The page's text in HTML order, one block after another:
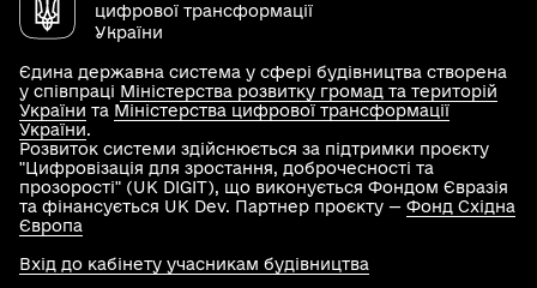
цифрової трансформації
України
Єдина державна система у сфері будівництва створена
у співпраці Міністерства розвитку громад та територій
України та Міністерства цифрової трансформації
України.
Розвиток системи здійснюється за підтримки проєкту
"Цифровізація для зростання, доброчесності та
прозорості" (UK DIGIT), що виконується Фондом Євразія
та фінансується UK Dev. Партнер проєкту — Фонд Східна
Європа
Вхід до кабінету учасникам будівництва